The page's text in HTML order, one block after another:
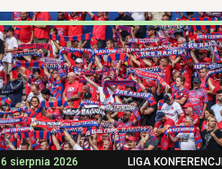
6 sierpnia 2026 LIGA KONFERENCJI